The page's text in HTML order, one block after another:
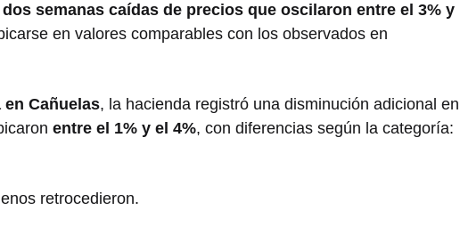
semanas caídas de precios que oscilaron entre el 3% y
en valores comparables con los observados en
en Cañuelas, la hacienda registró una disminución adicional en
entre el 1% y el 4%, con diferencias según la categoría:
retrocedieron.